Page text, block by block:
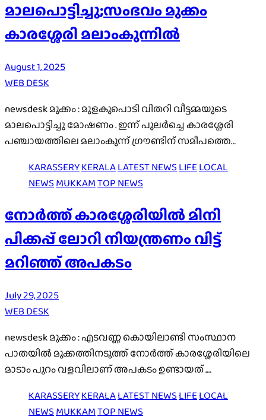
മാലപൊട്ടിച്ചു;സംഭവം മുക്കം
കാരശ്ശേരി മലാംകുന്നിൽ
August 1, 2025
WEB DESK
newsdesk മുക്കം : മുളകുപൊടി വിതറി വീട്ടമ്മയുടെ
മാലപൊട്ടിച്ചു മോഷണം . ഇന്ന് പുലർച്ചെ കാരശ്ശേരി
പഞ്ചായത്തിലെ മലാംകുന്ന് ഗ്രൗണ്ടിന് സമീപത്തെ…
KARASSERYKERALALATEST NEWS LIFE LOCAL
NEWS MUKKAMTOP NEWS
നോർത്ത് കാരശ്ശേരിയിൽ മിനി
പിക്കപ്പ് ലോറി നിയന്ത്രണം വിട്ട്
മറിഞ്ഞ് അപകടം
July 29, 2025
WEB DESK
newsdesk മുക്കം : എടവണ്ണ കൊയിലാണ്ടി സംസ്ഥാന
പാതയിൽ മുക്കത്തിനടുത്ത് നോർത്ത് കാരശ്ശേരിയിലെ
മാടാം പുറം വളവിലാണ് അപകടം ഉണ്ടായത് .…
KARASSERYKERALALATEST NEWSLIFELOCAL
NEWSMUKKAMTOP NEWS